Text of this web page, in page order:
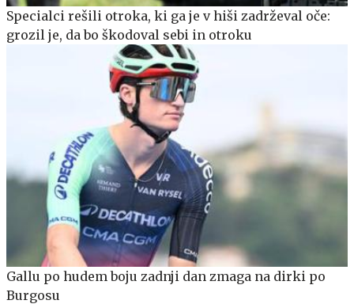
Specialci rešili otroka, ki ga je v hiši zadrževal oče:
grozil je, da bo škodoval sebi in otroku
Gallu po hudem boju zadnji dan zmaga na dirki po
Burgosu